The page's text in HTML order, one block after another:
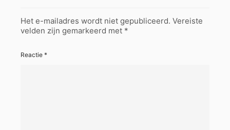
Het e-mailadres wordt niet gepubliceerd. Vereiste
velden zijn gemarkeerd met *
Reactie *